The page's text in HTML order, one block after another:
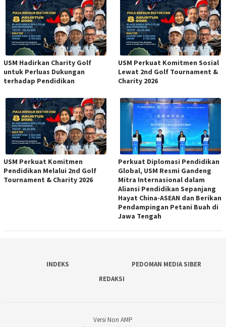
USM Hadirkan Charity Golf
untuk Perluas Dukungan
terhadap Pendidikan
USM Perkuat Komitmen Sosial
Lewat 2nd Golf Tournament &
Charity 2026
USM Perkuat Komitmen
Pendidikan Melalui 2nd Golf
Tournament & Charity 2026
Perkuat Diplomasi Pendidikan
Global, USM Resmi Gandeng
Mitra Internasional dalam
Aliansi Pendidikan Sepanjang
Hayat China-ASEAN dan Berikan
Pendampingan Petani Buah di
Jawa Tengah
INDEKS
PEDOMAN MEDIA SIBER
REDAKSI
Versi Non AMP